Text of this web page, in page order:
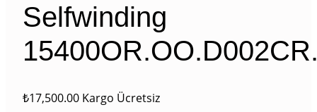
Selfwinding
₺17,500.00 Kargo Ücretsiz